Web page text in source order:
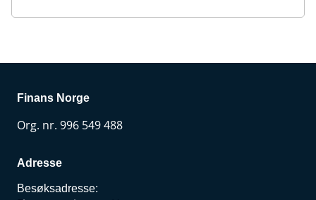
Finans Norge
Org. nr. 996 549 488
Adresse
Besøksadresse: